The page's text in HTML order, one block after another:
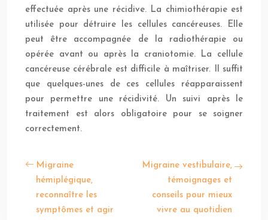
effectuée après une récidive. La chimiothérapie est
utilisée pour détruire les cellules cancéreuses. Elle
peut être accompagnée de la radiothérapie ou
opérée avant ou après la craniotomie. La cellule
cancéreuse cérébrale est difficile à maîtriser. Il suffit
que quelques-unes de ces cellules réapparaissent
pour permettre une récidivité. Un suivi après le
traitement est alors obligatoire pour se soigner
correctement.
Migraine
hémiplégique,
reconnaître les
symptômes et agir
Migraine vestibulaire,
témoignages et
conseils pour mieux
vivre au quotidien